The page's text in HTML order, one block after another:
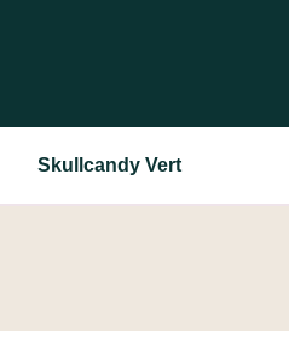
Skullcandy Vert